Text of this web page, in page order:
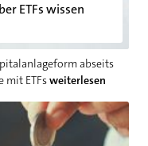
ETFs wissen
abseits
mit ETFsweiterlesen
mit Ebbe in der